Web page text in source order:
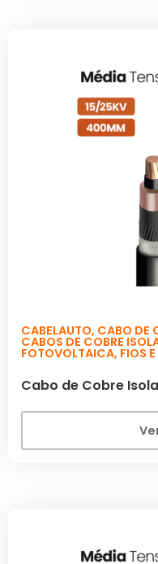
CABELAUTO, CABO DE
CABOS DE COBRE
FOTOVOLTAICA, FIOS
Cabo de Cobre